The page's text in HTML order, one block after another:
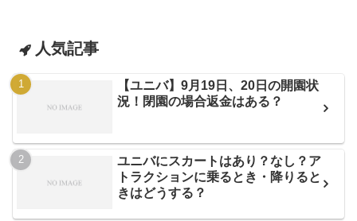
人気記事
【ユニバ】9月19日、20日の開園状
況！閉園の場合返金はある？
ユニバにスカートはあり？なし？ア
トラクションに乗るとき・降りると
きはどうする？